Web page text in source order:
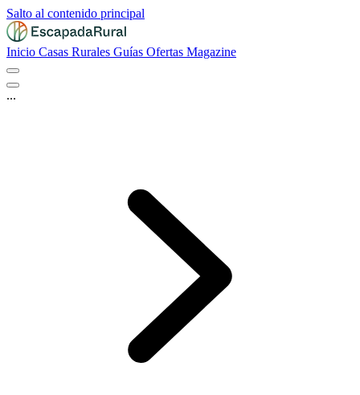
Salto al contenido principal
Inicio Casas Rurales Guías Ofertas Magazine
...